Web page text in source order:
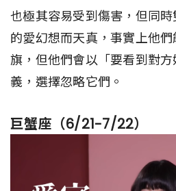
也極其容易受到傷害，但同
的愛幻想而天真，事實上他
旗，但他們會以「要看到對
義，選擇忽略它們。
巨蟹座（6/21-7/22）